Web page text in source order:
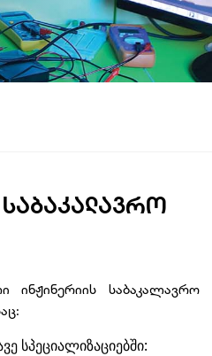
საბაკალავრო
სპეციალიზაციებში: